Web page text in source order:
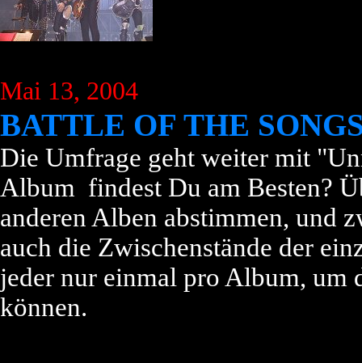
Mai 13, 2004
BATTLE OF THE
Die Umfrage geht weiter mit
Album findest Du am Besten?
anderen Alben abstimmen, und
auch die Zwischenstände der
jeder nur einmal pro Album, um
können.